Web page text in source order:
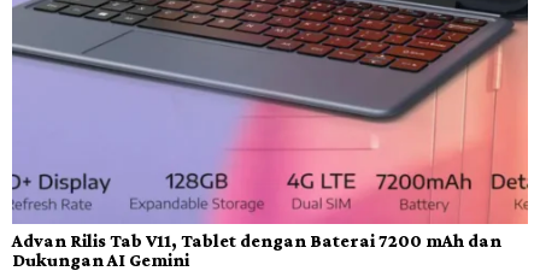
Advan Rilis Tab V11, Tablet dengan Baterai 7200 mAh dan
Dukungan AI Gemini